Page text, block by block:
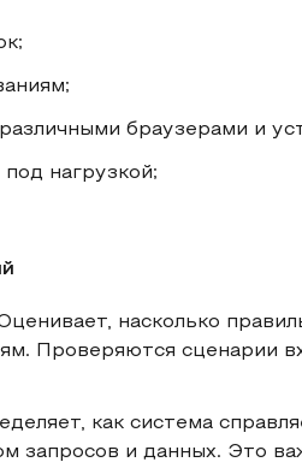
браузерами и
нагрузкой;
насколько
Проверяются сценарии
как система
запросов и данных. Это